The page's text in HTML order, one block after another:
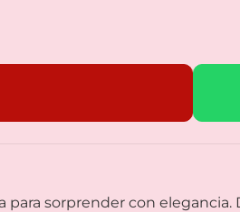
sorprender con